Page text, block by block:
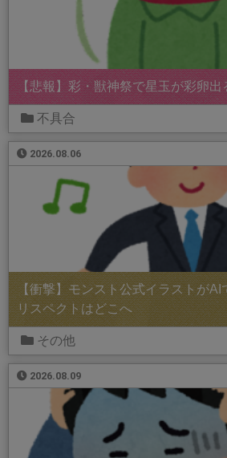
【悲報】彩・獣神祭で星玉が彩卵出
不具合
2026.08.06
【衝撃】モンスト公式イラストが
リスペクトはどこへ
その他
2026.08.09